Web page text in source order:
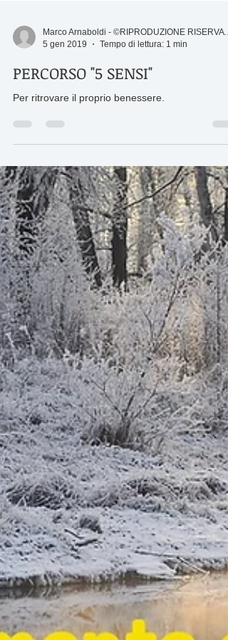
5 gen 2019
Tempo di lettura: 1 min
PERCORSO "5 SENSI"
Per ritrovare il proprio benessere.